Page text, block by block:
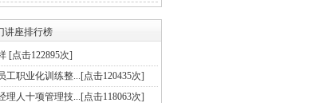
讲座排行榜
[点击122895次]
工职业化训练整...[点击120435次]
理人十项管理技...[点击118063次]